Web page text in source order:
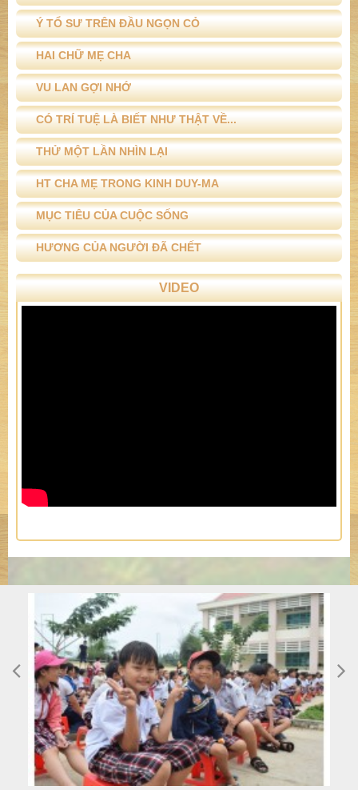
Ý TỔ SƯ TRÊN ĐẦU NGỌN CỎ
HAI CHỮ MẸ CHA
VU LAN GỢI NHỚ
CÓ TRÍ TUỆ LÀ BIẾT NHƯ THẬT VỀ...
THỬ MỘT LẦN NHÌN LẠI
HT CHA MẸ TRONG KINH DUY-MA
MỤC TIÊU CỦA CUỘC SỐNG
HƯƠNG CỦA NGƯỜI ĐÃ CHẾT
VIDEO